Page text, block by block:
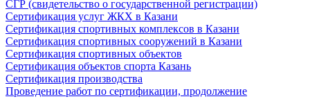
СГР (свидетельство о государственной регистрации)
Сертификация услуг ЖКХ в Казани
Сертификация спортивных комплексов в Казани
Сертификация спортивных сооружений в Казани
Сертификация спортивных объектов
Сертификация объектов спорта Казань
Сертификация производства
Проведение работ по сертификации, продолжение